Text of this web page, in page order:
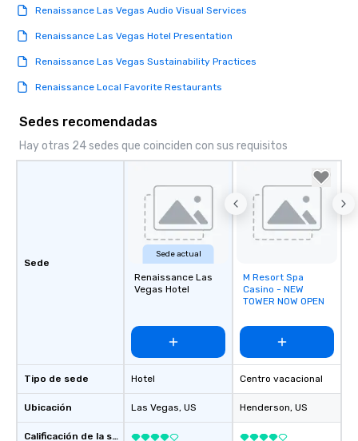
Renaissance Las Vegas Audio Visual Services
Renaissance Las Vegas Hotel Presentation
Renaissance Las Vegas Sustainability Practices
Renaissance Local Favorite Restaurants
Sedes recomendadas
Hay otras 24 sedes que coinciden con sus requisitos
Sede
Tipo de sede
Ubicación
Calificación de la sede
Sede actual
Renaissance Las
Vegas Hotel
Hotel
Las Vegas, US
Removed from
favorites
M Resort Spa
Casino - NEW
TOWER NOW OPEN
Centro vacacional
Henderson, US